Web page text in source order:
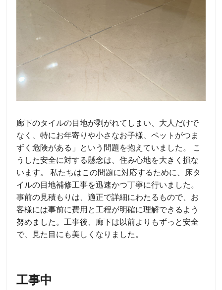
廊下のタイルの目地が剥がれてしまい、大人だけで
なく、特にお年寄りや小さなお子様、ペットがつま
ずく危険がある」という問題を抱えていました。 こ
うした安全に対する懸念は、住み心地を大きく損な
います。 私たちはこの問題に対応するために、床タ
イルの目地補修工事を迅速かつ丁寧に行いました。
事前の見積もりは、適正で詳細にわたるもので、お
客様には事前に費用と工程が明確に理解できるよう
努めました。工事後、廊下は以前よりもずっと安全
で、見た目にも美しくなりました。
工事中